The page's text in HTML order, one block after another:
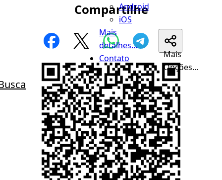
Android
iOS
Mais
detalhes...
Contato
Compartilhe
Mais
Opções...